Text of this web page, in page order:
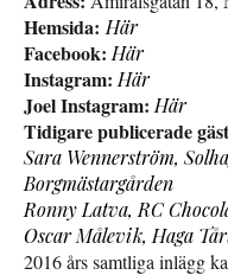
Hemsida: Här
Facebook: Här
Instagram: Här
Joel Instagram: Här
Tidigare publicerade
Sara Wennerström,
Borgmästargården
Ronny Latva, RC
Oscar Målevik, Haga
2016 års samtliga inlägg